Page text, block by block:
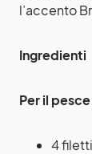
l’accento
Ingredienti
Per il
4